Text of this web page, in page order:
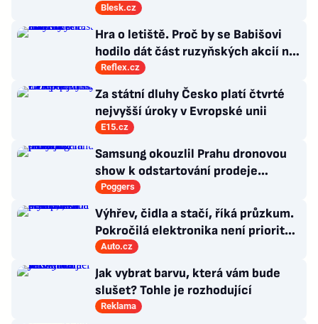
Havránkové!
Blesk.cz
Hra o letiště. Proč by se Babišovi
hodilo dát část ruzyňských akcií na
burzu?
Reflex.cz
Za státní dluhy Česko platí čtvrté
nejvyšší úroky v Evropské unii
E15.cz
Samsung okouzlil Prahu dronovou
show k odstartování prodeje
nových produktů
Poggers
Výhřev, čidla a stačí, říká průzkum.
Pokročilá elektronika není prioritou
zákazníků
Auto.cz
Jak vybrat barvu, která vám bude
slušet? Tohle je rozhodující
Reklama